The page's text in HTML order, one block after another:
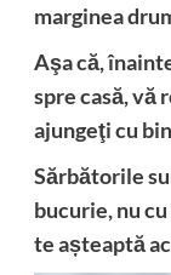
marginea
Aşa că,
spre casă, vă
ajungeţi cu
Sărbătorile
bucurie, nu
te așteaptă